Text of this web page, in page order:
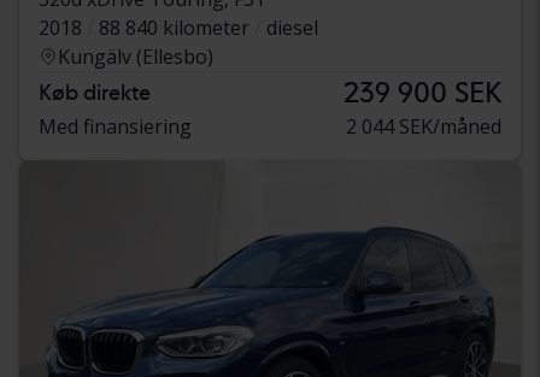
2018
88 840 kilometer
diesel
Kungälv (Ellesbo)
Køb direkte 239 900 SEK
Med finansiering 2 044 SEK/måned